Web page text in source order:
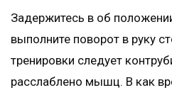
Задержитесь в об
выполните поворот в руку
тренировки следует
расслаблено мышц. В как